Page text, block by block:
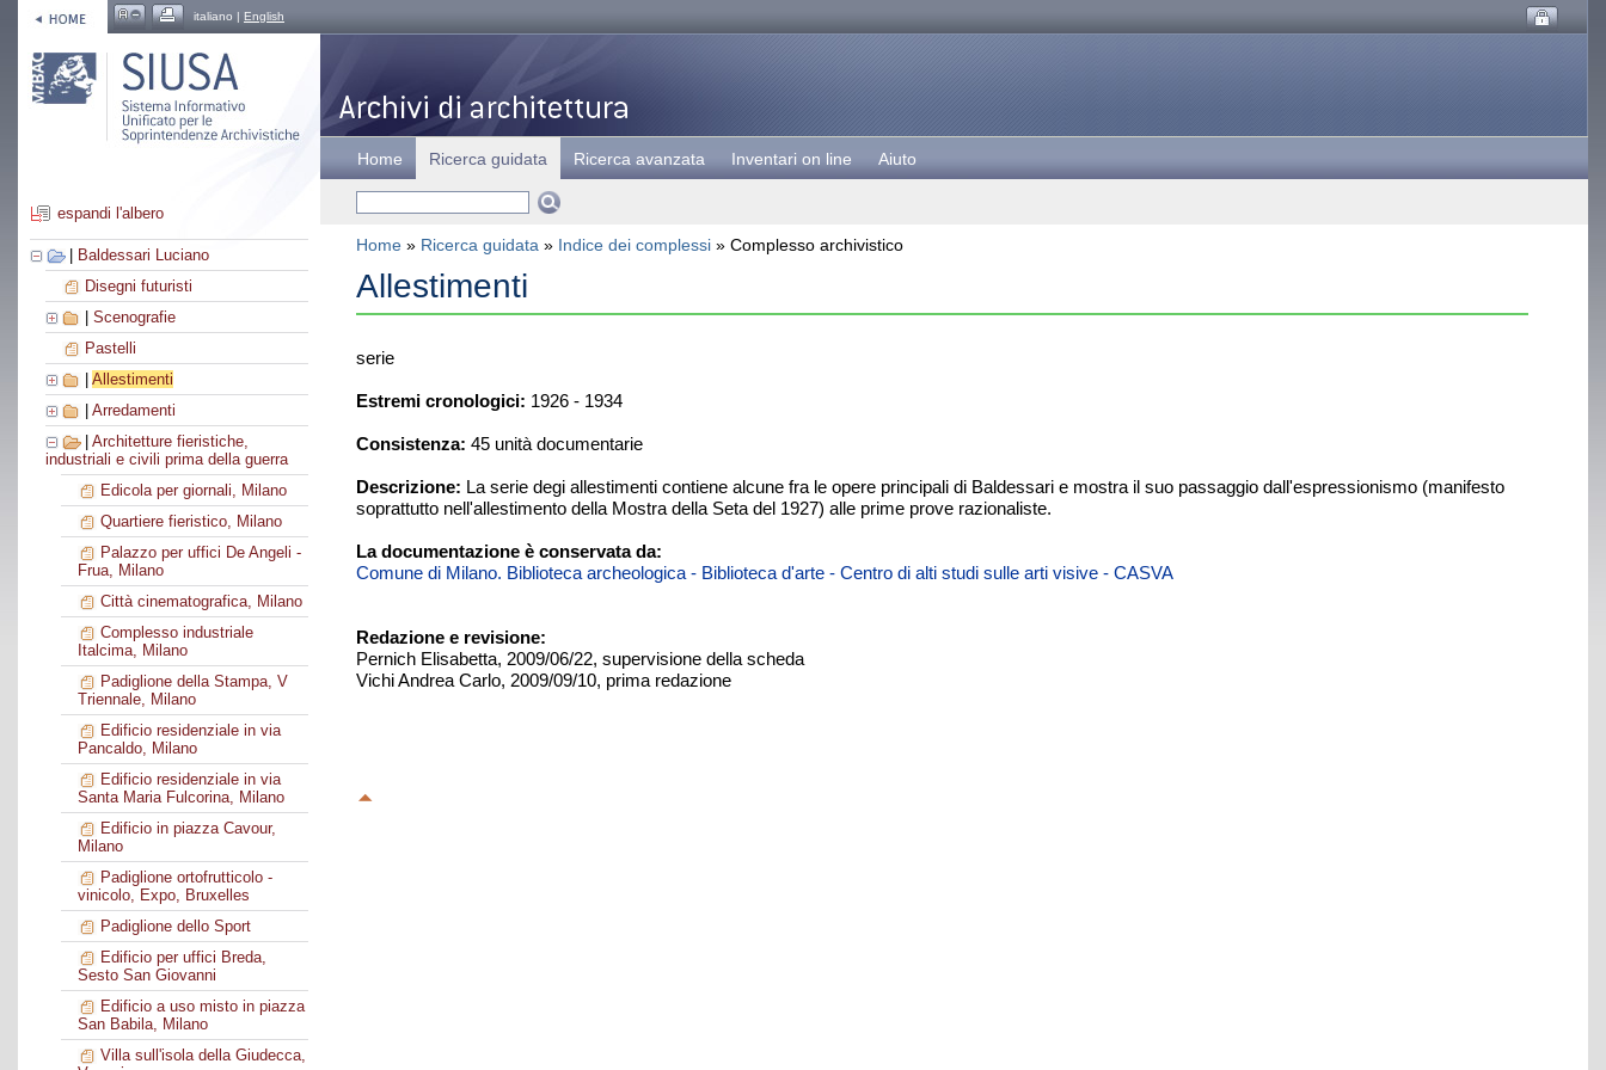
italiano | English
espandi l'albero
Baldessari Luciano
Disegni futuristi
Scenografie
Pastelli
Allestimenti
Arredamenti
Architetture fieristiche,
industriali e civili prima della guerra
Edicola per giornali, Milano
Quartiere fieristico, Milano
Palazzo per uffici De Angeli -
Frua, Milano
Città cinematografica, Milano
Complesso industriale
Italcima, Milano
Padiglione della Stampa, V
Triennale, Milano
Edificio residenziale in via
Pancaldo, Milano
Edificio residenziale in via
Santa Maria Fulcorina, Milano
Edificio in piazza Cavour,
Milano
Padiglione ortofrutticolo -
vinicolo, Expo, Bruxelles
Padiglione dello Sport
Edificio per uffici Breda,
Sesto San Giovanni
Edificio a uso misto in piazza
San Babila, Milano
Villa sull'isola della Giudecca,
Home Ricerca guidata Ricerca avanzata Inventari on line Aiuto
Home » Ricerca guidata » Indice dei complessi » Complesso archivistico
Allestimenti
serie
Estremi cronologici: 1926 - 1934
Consistenza: 45 unità documentarie
Descrizione: La serie degi allestimenti contiene alcune fra le opere principali di Baldessari e mostra il suo passaggio dall'espressionismo (manifesto
soprattutto nell'allestimento della Mostra della Seta del 1927) alle prime prove razionaliste.
La documentazione è conservata da:
Comune di Milano. Biblioteca archeologica - Biblioteca d'arte - Centro di alti studi sulle arti visive - CASVA
Redazione e revisione:
Pernich Elisabetta, 2009/06/22, supervisione della scheda
Vichi Andrea Carlo, 2009/09/10, prima redazione